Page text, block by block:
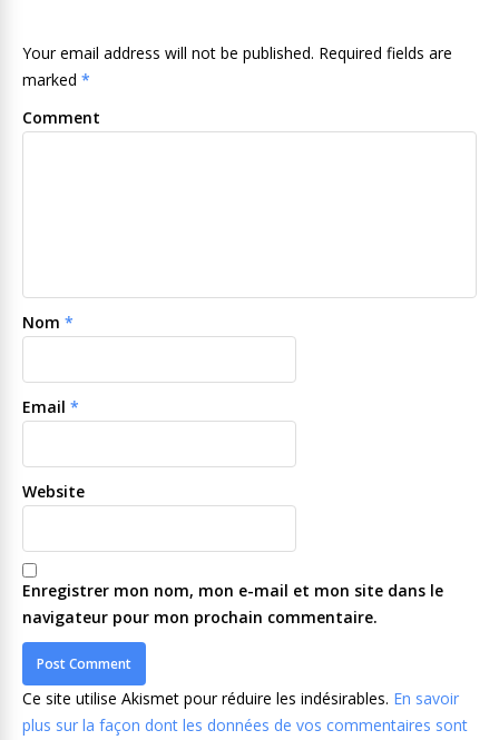
Your email address will not be published. Required fields are
marked *
Comment
Nom *
Email *
Website
Enregistrer mon nom, mon e-mail et mon site dans le
navigateur pour mon prochain commentaire.
Ce site utilise Akismet pour réduire les indésirables. En savoir
plus sur la façon dont les données de vos commentaires sont